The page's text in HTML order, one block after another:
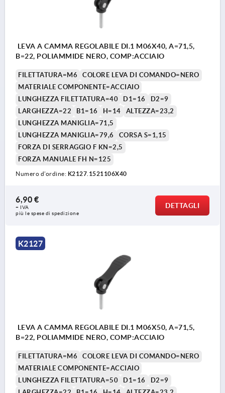
LEVA A CAMMA REGOLABILE DI.1 M06X40, A=71,5,
B=22, POLIAMMIDE NERO, COMP:ACCIAIO
FILETTATURA=M6
COLORE LEVA DI COMANDO=NERO
MATERIALE COMPONENTE=ACCIAIO
LUNGHEZZA FILETTATURA=40
D1=16
D2=9
LARGHEZZA=22
B1=16 H=14
ALTEZZA=23,2
LUNGHEZZA MANIGLIA=71,5
LUNGHEZZA MANIGLIA=79,6
CORSA S=1,15
FORZA DI SERRAGGIO F KN=2,5
FORZA MANUALE FH N=125
Numero d’ordine: K2127.1521106X40
6,90 €
+ IVA
più le spese di spedizione
DETTAGLI
K2127
LEVA A CAMMA REGOLABILE DI.1 M06X50, A=71,5,
B=22, POLIAMMIDE NERO, COMP:ACCIAIO
FILETTATURA=M6
COLORE LEVA DI COMANDO=NERO
MATERIALE COMPONENTE=ACCIAIO
LUNGHEZZA FILETTATURA=50
D1=16
D2=9